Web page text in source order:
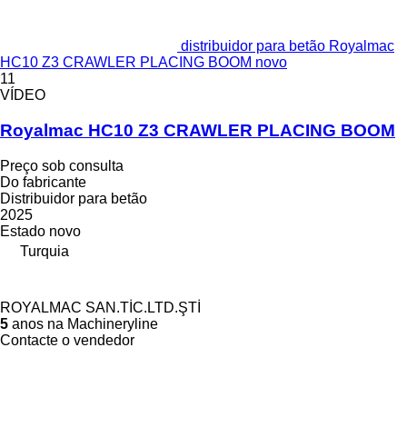
distribuidor para betão Royalmac
HC10 Z3 CRAWLER PLACING BOOM novo
11
VÍDEO
Royalmac HC10 Z3 CRAWLER PLACING BOOM
Preço sob consulta
Do fabricante
Distribuidor para betão
2025
Estado novo
Turquia
ROYALMAC SAN.TİC.LTD.ŞTİ
5 anos na Machineryline
Contacte o vendedor